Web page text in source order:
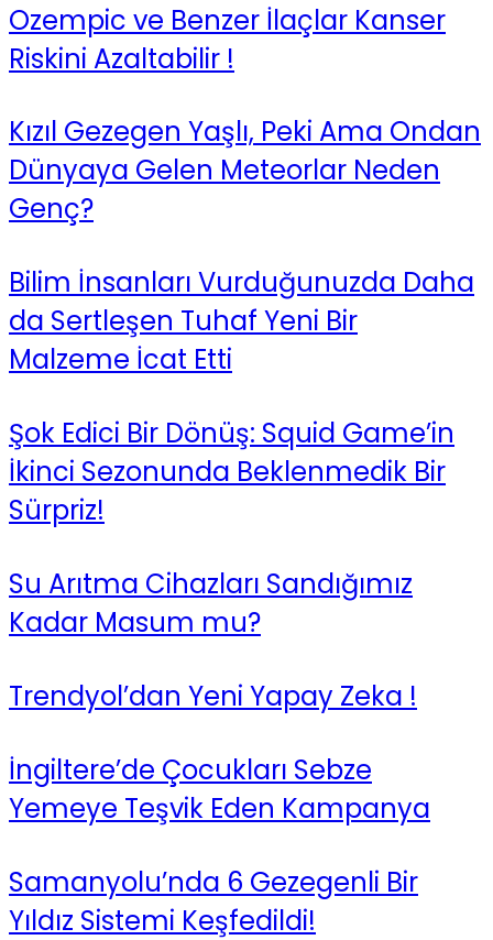
Ozempic ve Benzer İlaçlar Kanser
Riskini Azaltabilir !
Kızıl Gezegen Yaşlı, Peki Ama Ondan
Dünyaya Gelen Meteorlar Neden
Genç?
Bilim İnsanları Vurduğunuzda Daha
da Sertleşen Tuhaf Yeni Bir
Malzeme İcat Etti
Şok Edici Bir Dönüş: Squid Game’in
İkinci Sezonunda Beklenmedik Bir
Sürpriz!
Su Arıtma Cihazları Sandığımız
Kadar Masum mu?
Trendyol’dan Yeni Yapay Zeka !
İngiltere’de Çocukları Sebze
Yemeye Teşvik Eden Kampanya
Samanyolu’nda 6 Gezegenli Bir
Yıldız Sistemi Keşfedildi!